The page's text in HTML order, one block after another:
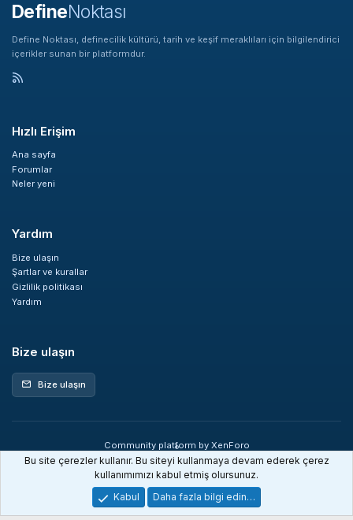
DefineNoktası
Define Noktası, definecilik kültürü, tarih ve keşif meraklıları için bilgilendirici
içerikler sunan bir platformdur.
Hızlı Erişim
Ana sayfa
Forumlar
Neler yeni
Yardım
Bize ulaşın
Şartlar ve kurallar
Gizlilik politikası
Yardım
Bize ulaşın
mail Bize ulaşın
Community platform by XenForo
®
© 2010-2026 XenForo Ltd.
XenDev Forum İstatistik sistemi
Bu site çerezler kullanır. Bu siteyi kullanmaya devam ederek çerez
kullanımımızı kabul etmiş olursunuz.
Kabul
Daha fazla bilgi edin…